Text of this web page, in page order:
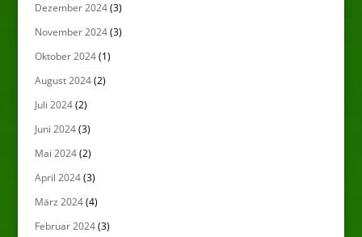
Dezember 2024(3)
November 2024(3)
Oktober 2024(1)
August 2024(2)
Juli 2024(2)
Juni 2024(3)
Mai 2024(2)
April 2024(3)
März 2024(4)
Februar 2024(3)